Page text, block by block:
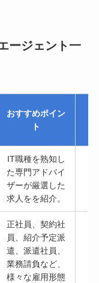
ージェント一
おすすめポイン
ト
IT職種を熟知し
た専門アドバイ
ザーが厳選した
求人をを紹介。
正社員、契約社
員、紹介予定派
遣、派遣社員、
業務請負など、
様々な雇用形態